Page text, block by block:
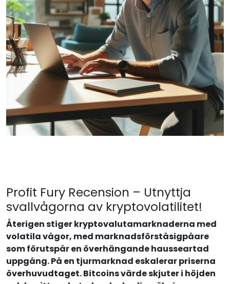
Profit Fury Recension – Utnyttja
svallvågorna av kryptovolatilitet!
Återigen stiger kryptovalutamarknaderna med
volatila vågor, med marknadsförståsigpåare
som förutspår en överhängande hausseartad
uppgång. På en tjurmarknad eskalerar priserna
överhuvudtaget. Bitcoins värde skjuter i höjden